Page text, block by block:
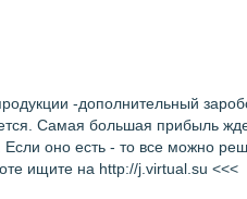
-дополнительный
Самая большая прибыль
оно есть - то все можно
ищите на http://j.virtual.su <<<